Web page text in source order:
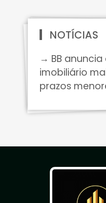
NOTÍCIAS
→ BB
imobiliário
prazos